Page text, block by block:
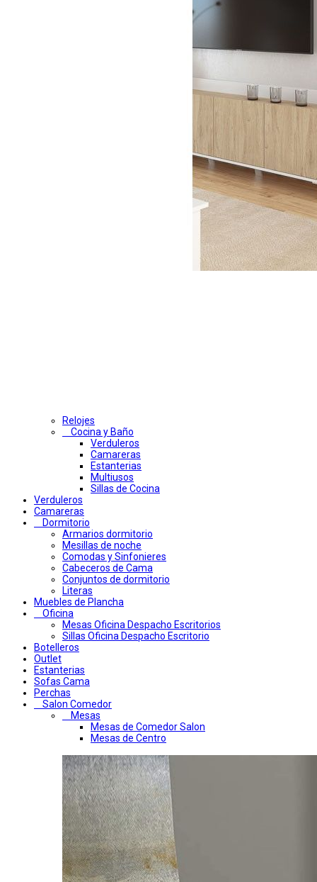
Relojes
Cocina y Baño
Verduleros
Camareras
Estanterias
Multiusos
Sillas de Cocina
Verduleros
Camareras
Dormitorio
Armarios dormitorio
Mesillas de noche
Comodas y Sinfonieres
Cabeceros de Cama
Conjuntos de dormitorio
Literas
Muebles de Plancha
Oficina
Mesas Oficina Despacho Escritorios
Sillas Oficina Despacho Escritorio
Botelleros
Outlet
Estanterias
Sofas Cama
Perchas
Salon Comedor
Mesas
Mesas de Comedor Salon
Mesas de Centro